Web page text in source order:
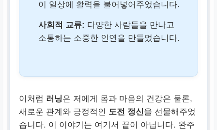
이 일상에 활력을 불어넣어주었습니다.
사회적 교류: 다양한 사람들을 만나고
소통하는 소중한 인연을 만들었습니다.
이처럼 러닝은 저에게 몸과 마음의 건강은 물론,
새로운 관계와 긍정적인 도전 정신을 선물해주었
습니다. 이 이야기는 여기서 끝이 아닙니다. 완주